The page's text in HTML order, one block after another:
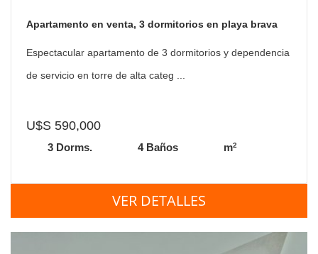
Apartamento en venta, 3 dormitorios en playa brava
punta del este
Espectacular apartamento de 3 dormitorios y dependencia
de servicio en torre de alta categ ...
U$S 590,000
3 Dorms. 4 Baños m2
VER DETALLES